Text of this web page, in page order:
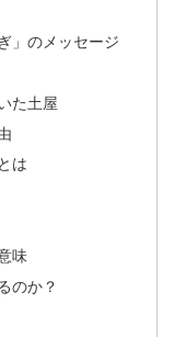
」のメッセージ
た土屋
は
味
のか？